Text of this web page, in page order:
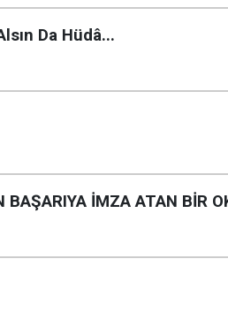
Da Hüdâ...
BAŞARIYA İMZA ATAN BİR